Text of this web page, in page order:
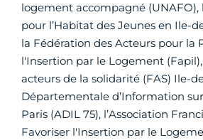
logement accompagné (UNAFO),
pour l’Habitat des Jeunes en Ile-
la Fédération des Acteurs pour la
l'Insertion par le Logement
acteurs de la solidarité (FAS) Ile-
Départementale d’Information
Paris (ADIL 75), l’Association
Favoriser l'Insertion par le